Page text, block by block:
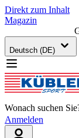
Direkt zum Inhalt
Magazin
Deutsch (DE)
Wonach suchen
Anmelden